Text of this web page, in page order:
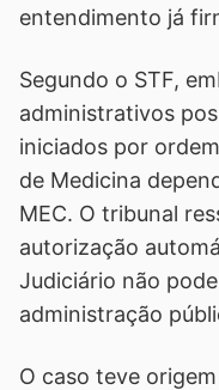
entendimento já
Segundo o STF,
administrativos
iniciados por
de Medicina
MEC. O tribunal
autorização
Judiciário não
administração
O caso teve